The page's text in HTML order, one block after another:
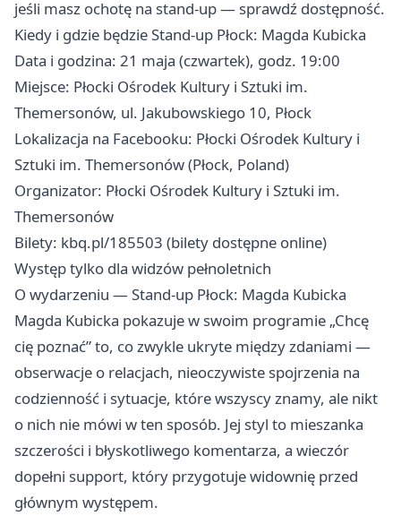
jeśli masz ochotę na stand-up — sprawdź dostępność.
Kiedy i gdzie będzie Stand-up Płock: Magda Kubicka
Data i godzina: 21 maja (czwartek), godz. 19:00
Miejsce: Płocki Ośrodek Kultury i Sztuki im.
Themersonów, ul. Jakubowskiego 10, Płock
Lokalizacja na Facebooku: Płocki Ośrodek Kultury i
Sztuki im. Themersonów (Płock, Poland)
Organizator: Płocki Ośrodek Kultury i Sztuki im.
Themersonów
Bilety: kbq.pl/185503 (bilety dostępne online)
Występ tylko dla widzów pełnoletnich
O wydarzeniu — Stand-up Płock: Magda Kubicka
Magda Kubicka pokazuje w swoim programie „Chcę
cię poznać” to, co zwykle ukryte między zdaniami —
obserwacje o relacjach, nieoczywiste spojrzenia na
codzienność i sytuacje, które wszyscy znamy, ale nikt
o nich nie mówi w ten sposób. Jej styl to mieszanka
szczerości i błyskotliwego komentarza, a wieczór
dopełni support, który przygotuje widownię przed
głównym występem.